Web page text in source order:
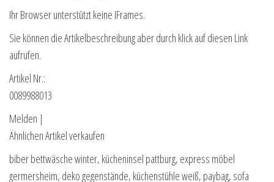
Ihr Browser unterstützt keine IFrames.
Sie können die Artikelbeschreibung aber durch klick auf diesen Link
aufrufen.
Artikel Nr.:
0089988013
Melden |
Ähnlichen Artikel verkaufen
biber bettwäsche winter, kücheninsel pattburg, express möbel
germersheim, deko gegenstände, küchenstühle weiß, paybag, sofa